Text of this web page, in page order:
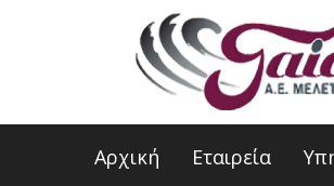
Αρχική Εταιρεία